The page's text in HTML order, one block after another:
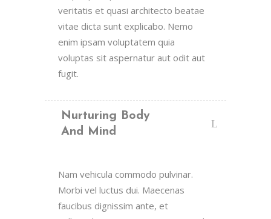
veritatis et quasi architecto beatae
vitae dicta sunt explicabo. Nemo
enim ipsam voluptatem quia
voluptas sit aspernatur aut odit aut
fugit.
Nurturing Body
And Mind
Nam vehicula commodo pulvinar.
Morbi vel luctus dui. Maecenas
faucibus dignissim ante, et